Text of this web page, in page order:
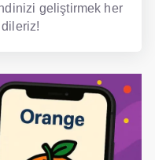
geliştirmek her